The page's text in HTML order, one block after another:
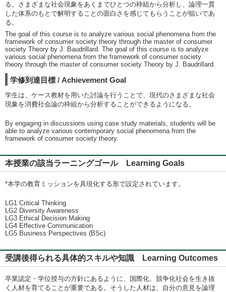
る。さまざまな社会現象をあくまでひとつの枠組から分析し、論理一貫
した体系のもとで解明することの面白さを感じてもらうことが狙いであ
る。
The goal of this course is to analyze various social phenomena from the
framework of consumer society theory through the master of consumer
society Theory by J. Baudrillard. The goal of this course is to analyze
various social phenomena from the framework of consumer society
theory through the master of consumer society Theory by J. Baudrillard.
学修到達目標 / Achievement Goal
学生は、ケース教材を用いた討論を行うことで、現代のさまざまな社会
現象を消費社会論の枠組から分析することができるようになる。
By engaging in discussions using case study materials, students will be
able to analyze various contemporary social phenomena from the
framework of consumer society theory.
本授業の該当ラーニングゴール Learning Goals
*本学の教育ミッションを具現化する形で設定されています。
LG1 Critical Thinking
LG2 Diversity Awareness
LG3 Ethical Decision Making
LG4 Effective Communication
LG5 Business Perspectives (BSc)
受講後得られる具体的スキルや知識 Learning Outcomes
卒業認定・学位授与の方針にあるように、国際化、競争化社会を生き抜
く人材を育てることが重要である。そうした人材は、自分の意見を論理